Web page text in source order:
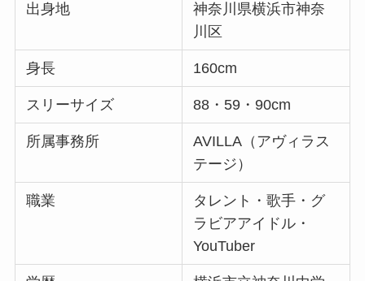
出身地
神奈川県横浜市神奈
川区
身長 160cm
スリーサイズ 88・59・90cm
所属事務所
AVILLA（アヴィラス
テージ）
職業
タレント・歌手・グ
ラビアアイドル・
YouTuber